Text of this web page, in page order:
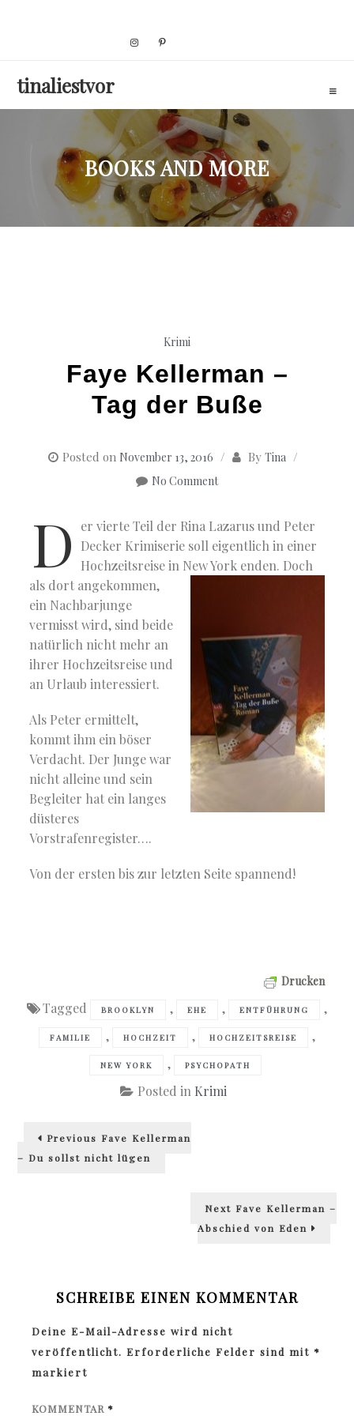
tinaliestvor
BOOKS AND MORE
Krimi
Faye Kellerman –
Tag der Buße
Posted on November 13, 2016 By Tina
No Comment
D
er vierte Teil der Rina Lazarus und Peter
Decker Krimiserie soll eigentlich in einer
Hochzeitsreise in New York enden. Doch
als dort angekommen,
ein Nachbarjunge
vermisst wird, sind beide
natürlich nicht mehr an
ihrer Hochzeitsreise und
an Urlaub interessiert.
Als Peter ermittelt,
kommt ihm ein böser
Verdacht. Der Junge war
nicht alleine und sein
Begleiter hat ein langes
düsteres
Vorstrafenregister….
Von der ersten bis zur letzten Seite spannend!
Drucken
Tagged BROOKLYN , EHE , ENTFÜHRUNG ,
FAMILIE , HOCHZEIT , HOCHZEITSREISE ,
NEW YORK , PSYCHOPATH
Posted in Krimi
Beitragsnavigation
Previous Previous
Faye Kellerman
– Du sollst nicht lügen
Next Next
Faye Kellerman –
Abschied von Eden
SCHREIBE EINEN KOMMENTAR
Deine E-Mail-Adresse wird nicht
veröffentlicht. Erforderliche Felder sind mit *
markiert
KOMMENTAR *